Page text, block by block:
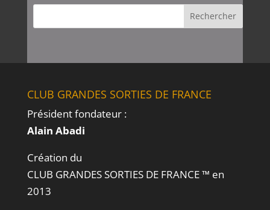
CLUB GRANDES SORTIES DE FRANCE
Président fondateur :
Alain Abadi
Création du
CLUB GRANDES SORTIES DE FRANCE ™ en
2013